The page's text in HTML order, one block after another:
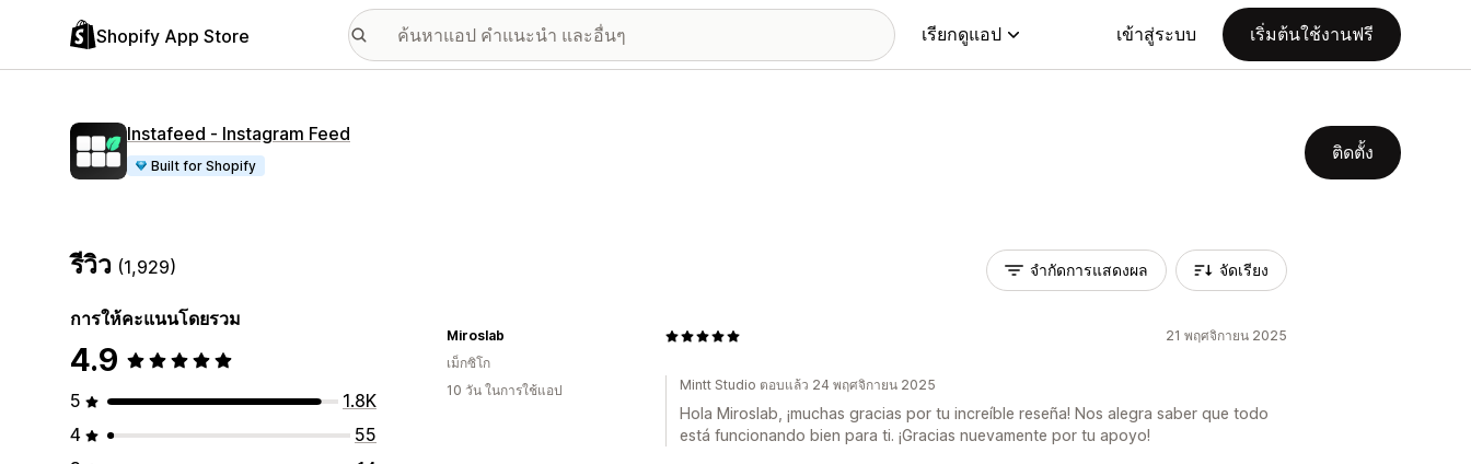
Shopify App Store เรียกดูแอป เข้าสู่ระบบ เริ่มต้นใช้งานฟรี
Instafeed ‑ Instagram Feed
Built for Shopify
ติดตั้ง
รีวิว (1,929)
การให้คะแนนโดยรวม
4.9
5
1.8K
4
55
จำกัดการแสดงผล จัดเรียง
21 พฤศจิกายน 2025
Miroslab
เม็กซิโก
10 วัน ในการใช้แอป
Mintt Studio ตอบแล้ว 24 พฤศจิกายน 2025
Hola Miroslab, ¡muchas gracias por tu increíble reseña! Nos alegra saber que todo
está funcionando bien para ti. ¡Gracias nuevamente por tu apoyo!